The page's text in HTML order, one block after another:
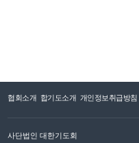
협회소개 합기도소개 개인정보취급방침
사단법인 대한기도회